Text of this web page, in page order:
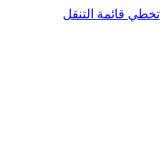
تخطي قائمة التنقل